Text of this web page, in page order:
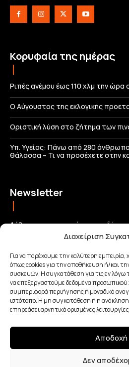
Διαχείριση
Για να παρέχουμε την καλύτερη εμπειρία,
όπως cookies για την αποθήκευση ή/και
συσκευών. Η συγκατάθεση για τις εν λόγω
να επεξεργαστούμε δεδομένα
συμπεριφορά περιήγησης ή μοναδικά
ιστότοπο. Η μη συγκατάθεση ή η
επηρεάσει αρνητικά ορισμένες
Αποδοχή
Δεν
Κορυφαία της ημέρας
Ριπές ανέμου έως 110 χλμ την ώρα
Ο Αύγουστος της εκλογικής
Οριστική λύση στο ζήτημα των
Υπ. Υγείας: Πάνω από 280
θάλασσα – Τι να προσέχετε στην
Newsletter
Λάβετε τις σημαντικότερες
και μείνετε πάντα συνδεδεμένοι με
Έχω διαβάσει και αποδέχομαι την
Made with Love By